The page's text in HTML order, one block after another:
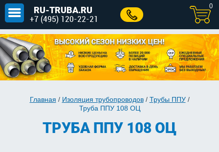
RU-TRUBA.RU
+7 (495) 120-22-21
0
Главная / Изоляция трубопроводов/ Трубы ППУ/
Труба ППУ 108 ОЦ
ТРУБА ППУ 108 ОЦ